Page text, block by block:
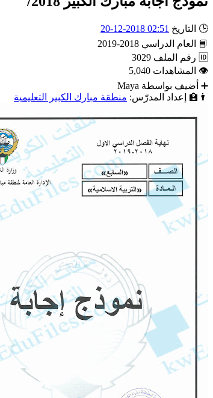
🕒 التاريخ 02:51 2018-12-20
📘
العام الدراسي 2018-2019
🆔 رقم الملف 3029
👁 المشاهدات 5,040
➕ أضيف بواسطة Maya
👨‍🏫
إعداد المدرّس: منطقة مبارك الكبير التعليمية